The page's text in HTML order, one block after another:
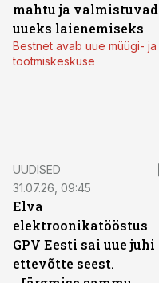
mahtu ja valmistuvad
uueks laienemiseks
Bestnet avab uue müügi- ja
tootmiskeskuse
UUDISED
31.07.26, 09:45
Elva
elektroonikatööstus
GPV Eesti sai uue juhi
ettevõtte seest.